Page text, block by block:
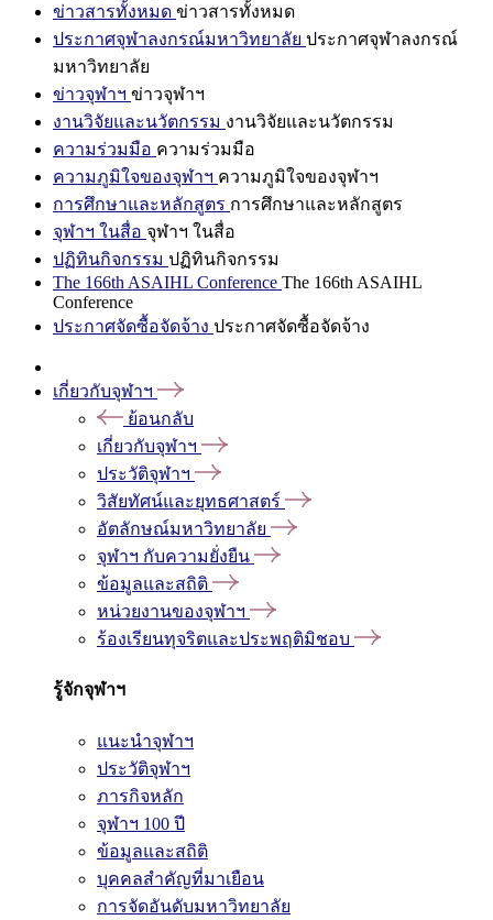
ข่าวสารทั้งหมด ข่าวสารทั้งหมด
ประกาศจุฬาลงกรณ์มหาวิทยาลัย ประกาศจุฬาลงกรณ์
มหาวิทยาลัย
ข่าวจุฬาฯ ข่าวจุฬาฯ
งานวิจัยและนวัตกรรม งานวิจัยและนวัตกรรม
ความร่วมมือ ความร่วมมือ
ความภูมิใจของจุฬาฯ ความภูมิใจของจุฬาฯ
การศึกษาและหลักสูตร การศึกษาและหลักสูตร
จุฬาฯ ในสื่อ จุฬาฯ ในสื่อ
ปฏิทินกิจกรรม ปฏิทินกิจกรรม
The 166th ASAIHL Conference The 166th ASAIHL
Conference
ประกาศจัดซื้อจัดจ้าง ประกาศจัดซื้อจัดจ้าง
เกี่ยวกับจุฬาฯ
ย้อนกลับ
เกี่ยวกับจุฬาฯ
ประวัติจุฬาฯ
วิสัยทัศน์และยุทธศาสตร์
อัตลักษณ์มหาวิทยาลัย
จุฬาฯ กับความยั่งยืน
ข้อมูลและสถิติ
หน่วยงานของจุฬาฯ
ร้องเรียนทุจริตและประพฤติมิชอบ
รู้จักจุฬาฯ
แนะนำจุฬาฯ
ประวัติจุฬาฯ
ภารกิจหลัก
จุฬาฯ 100 ปี
ข้อมูลและสถิติ
บุคคลสำคัญที่มาเยือน
การจัดอันดับมหาวิทยาลัย